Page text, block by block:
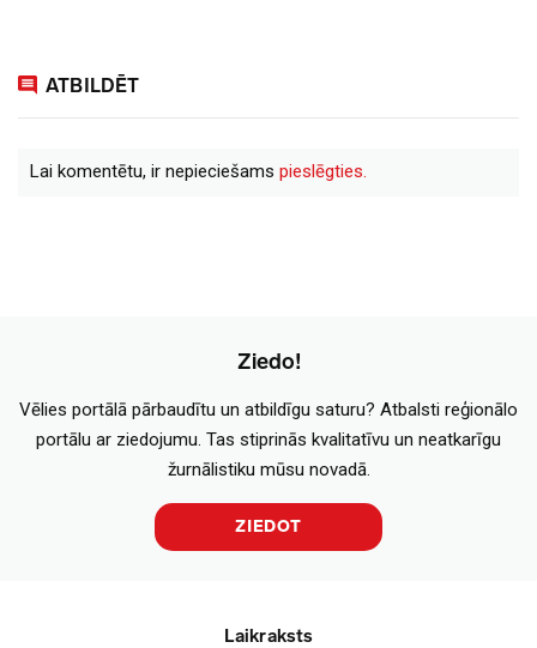
ATBILDĒT
Lai komentētu, ir nepieciešams pieslēgties.
Ziedo!
Vēlies portālā pārbaudītu un atbildīgu saturu? Atbalsti reģionālo
portālu ar ziedojumu. Tas stiprinās kvalitatīvu un neatkarīgu
žurnālistiku mūsu novadā.
ZIEDOT
Laikraksts